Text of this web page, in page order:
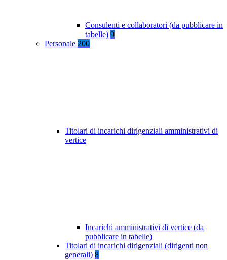
Consulenti e collaboratori (da pubblicare in
tabelle) 9
Personale 200
Titolari di incarichi dirigenziali amministrativi di
vertice
Incarichi amministrativi di vertice (da
pubblicare in tabelle)
Titolari di incarichi dirigenziali (dirigenti non
generali) 8